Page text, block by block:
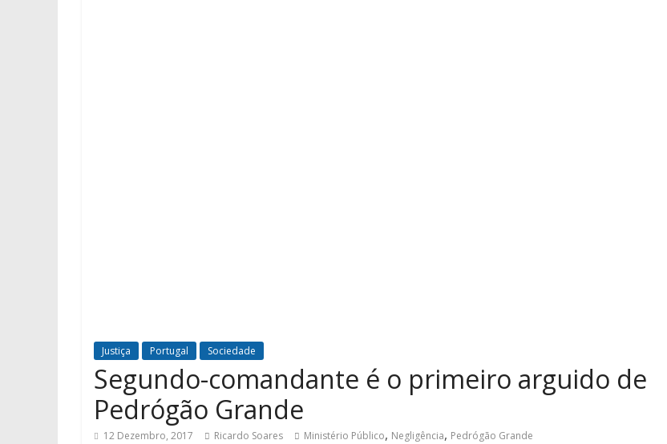
Justiça Portugal Sociedade
Segundo-comandante é o primeiro arguido de
Pedrógão Grande
12 Dezembro, 2017 Ricardo Soares Ministério Público, Negligência, Pedrógão Grande